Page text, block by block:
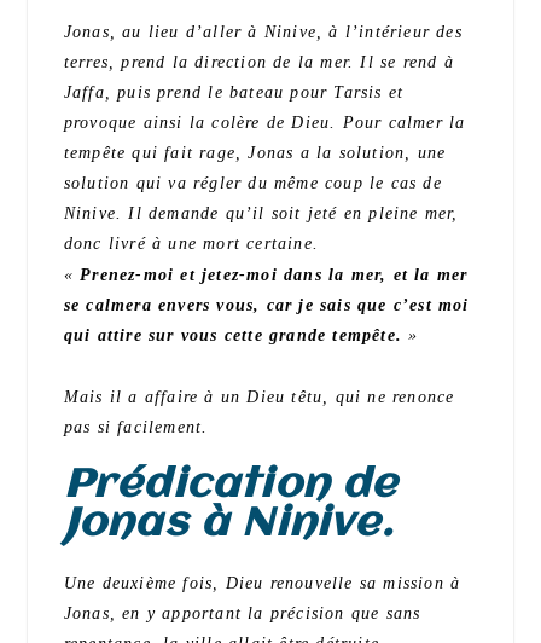
Jonas, au lieu d’aller à Ninive, à l’intérieur des
terres, prend la direction de la mer. Il se rend à
Jaffa, puis prend le bateau pour Tarsis et
provoque ainsi la colère de Dieu. Pour calmer la
tempête qui fait rage, Jonas a la solution, une
solution qui va régler du même coup le cas de
Ninive. Il demande qu’il soit jeté en pleine mer,
donc livré à une mort certaine.
« Prenez-moi et jetez-moi dans la mer, et la mer
se calmera envers vous, car je sais que c’est moi
qui attire sur vous cette grande tempête. »
Mais il a affaire à un Dieu têtu, qui ne renonce
pas si facilement.
Prédication de
Jonas à Ninive.
Une deuxième fois, Dieu renouvelle sa mission à
Jonas, en y apportant la précision que sans